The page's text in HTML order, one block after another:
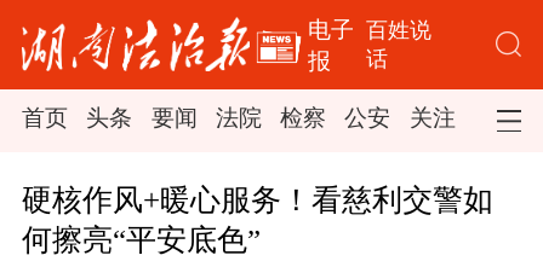
电子
报
百姓说
话
首页 头条 要闻 法院 检察 公安 关注 司法
硬核作风+暖心服务！看慈利交警如
何擦亮“平安底色”